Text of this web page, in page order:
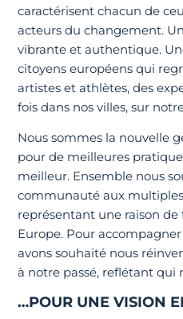
caractérisent chacun de
acteurs du changement.
vibrante et authentique.
citoyens européens qui
artistes et athlètes, des
fois dans nos villes, sur
Nous sommes la nouvelle
pour de meilleures
meilleur. Ensemble nous
communauté aux
représentant une raison
Europe. Pour
avons souhaité nous
à notre passé, reflétant qui
…POUR UNE VISION